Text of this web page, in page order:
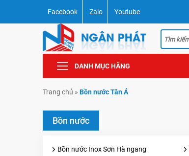
Facebook Zalo Youtube
DANH MỤC HÃNG
Trang chủ » Bồn nước Tân Á
Bồn nước
Bồn nước Inox Sơn Hà ngang